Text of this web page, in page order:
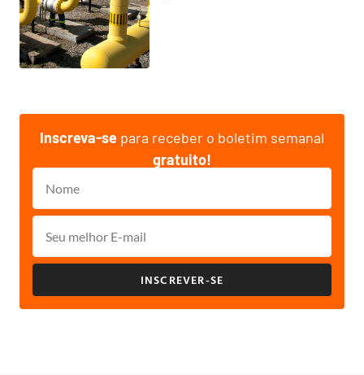
Inscreva-se para receber o boletim semanal
gratuito!
INSCREVER-SE